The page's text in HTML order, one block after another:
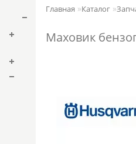
Главная Каталог
Маховик